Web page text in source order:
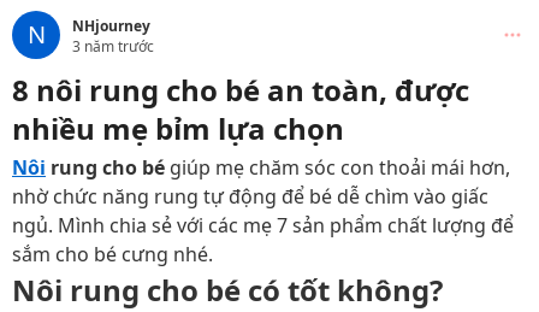
N
NHjourney
3 năm trước
8 nôi rung cho bé an toàn, được
nhiều mẹ bỉm lựa chọn
Nôi rung cho bé giúp mẹ chăm sóc con thoải mái hơn,
nhờ chức năng rung tự động để bé dễ chìm vào giấc
ngủ. Mình chia sẻ với các mẹ 7 sản phẩm chất lượng để
sắm cho bé cưng nhé.
Nôi rung cho bé có tốt không?